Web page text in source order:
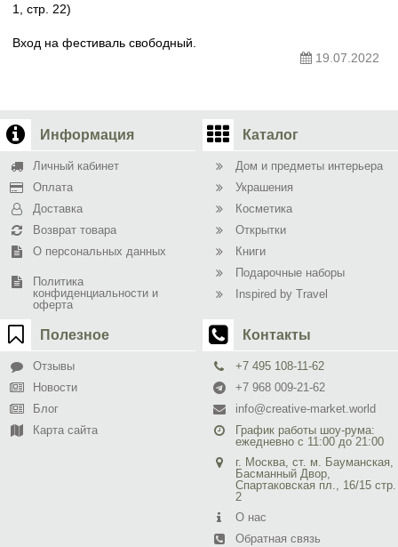
1, стр. 22)
Вход на фестиваль свободный.
19.07.2022
Информация
Личный кабинет
Оплата
Доставка
Возврат товара
О персональных данных
Политика
конфиденциальности и
оферта
Каталог
Дом и предметы интерьера
Украшения
Косметика
Открытки
Книги
Подарочные наборы
Inspired by Travel
Полезное
Отзывы
Новости
Блог
Карта сайта
Контакты
+7 495 108-11-62
+7 968 009-21-62
info@creative-market.world
График работы шоу-рума:
ежедневно с 11:00 до 21:00
г. Москва, ст. м. Бауманская,
Басманный Двор,
Спартаковская пл., 16/15 стр.
2
О нас
Обратная связь